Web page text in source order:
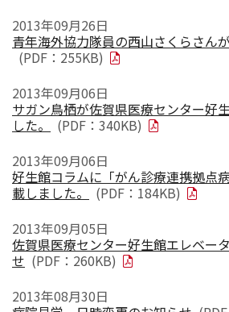
2013年09月26日
青年海外協力隊員の西山さくらさん
(PDF：255KB)
2013年09月06日
サガン鳥栖が佐賀県医療センター好
した。
(PDF：340KB)
2013年09月06日
好生館コラムに「がん診療連携拠点
載しました。
(PDF：184KB)
2013年09月05日
佐賀県医療センター好生館エレベー
せ (PDF：260KB)
2013年08月30日